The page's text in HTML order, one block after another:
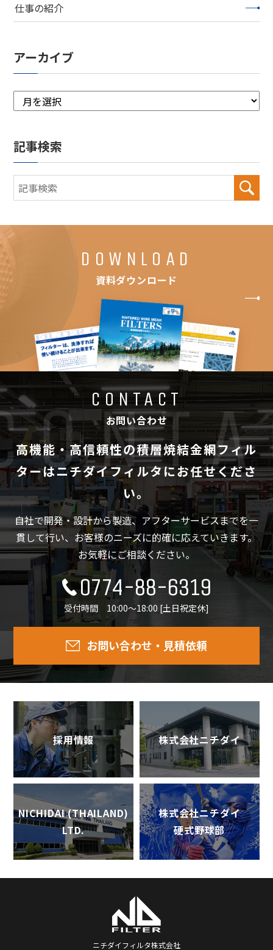
仕事の紹介
アーカイブ
記事検索
DOWNLOAD
資料ダウンロード
CONTACT
お問い合わせ
高機能・高信頼性の積層焼結金網フィル
ターはニチダイフィルタにお任せくださ
い。
自社で開発・設計から製造、アフターサービスまでを一
貫して行い、お客様のニーズに的確に応えていきます。
お気軽にご相談ください。
0774-88-6319
受付時間 10:00～18:00 [土日祝定休]
お問い合わせ・見積依頼
採用情報 株式会社ニチダイ
NICHIDAI (THAILAND)
LTD.
株式会社ニチダイ
硬式野球部
ニチダイフィルタ株式会社